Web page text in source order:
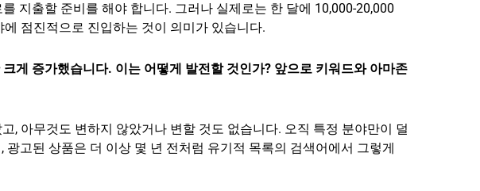
지출할 준비를 해야 합니다. 그러나 실제로는 한 달에 10,000-20,000
점진적으로 진입하는 것이 의미가 있습니다.
게 증가했습니다. 이는 어떻게 발전할 것인가? 앞으로 키워드와 아마존
, 아무것도 변하지 않았거나 변할 것도 없습니다. 오직 특정 분야만이 덜
고된 상품은 더 이상 몇 년 전처럼 유기적 목록의 검색어에서 그렇게